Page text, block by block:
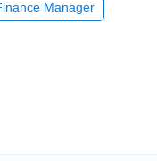
Manager